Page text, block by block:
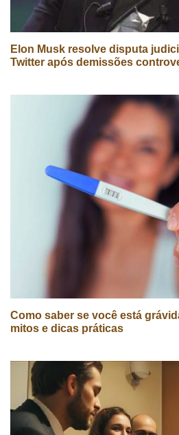
Elon Musk resolve disputa
Twitter após demissões
Como saber se você está
mitos e dicas práticas